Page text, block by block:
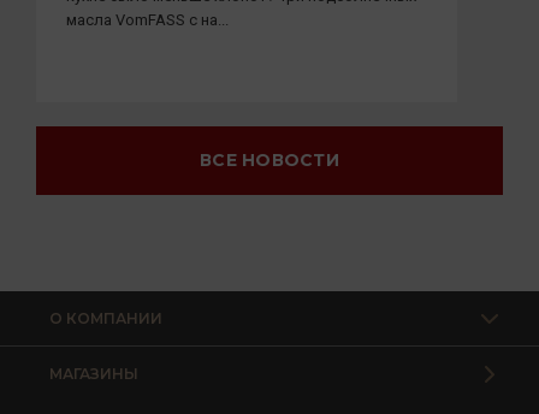
масла VomFASS с на...
ВСЕ НОВОСТИ
О КОМПАНИИ
МАГАЗИНЫ